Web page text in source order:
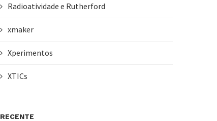
Radioatividade e Rutherford
xmaker
Xperimentos
XTICs
RECENTE